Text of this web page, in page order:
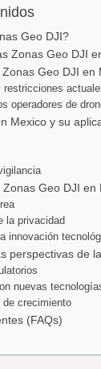
Geo DJI?
Zonas Geo DJI
Geo DJI en
restricciones
operadores de
Mexico y su
Zonas Geo DJI en
la privacidad
innovación
perspectivas de
nuevas
de crecimiento
(FAQs)